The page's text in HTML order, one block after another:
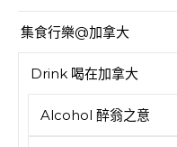
集食行樂@加拿大
Drink 喝在加拿大
Alcohol 醉翁之意